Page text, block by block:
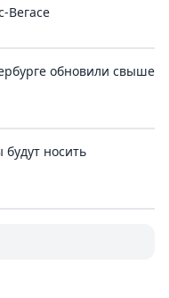
Вегасе
обновили свыше
носить